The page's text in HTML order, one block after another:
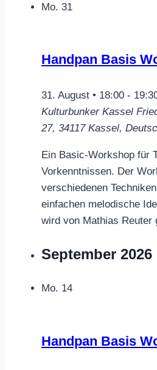
Mo. 31
Handpan Basis
31. August • 18:00 -
Kulturbunker Kassel
27, 34117 Kassel,
Ein Basic-Workshop für
Vorkenntnissen. Der
verschiedenen
einfachen melodische
wird von Mathias Reuter
September 2026
Mo. 14
Handpan Basis